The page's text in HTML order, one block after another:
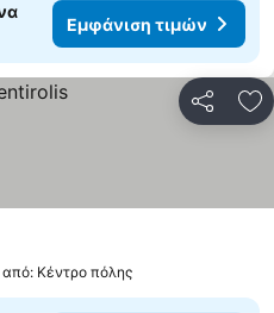
Εμφάνιση τιμών
Κέντρο πόλης